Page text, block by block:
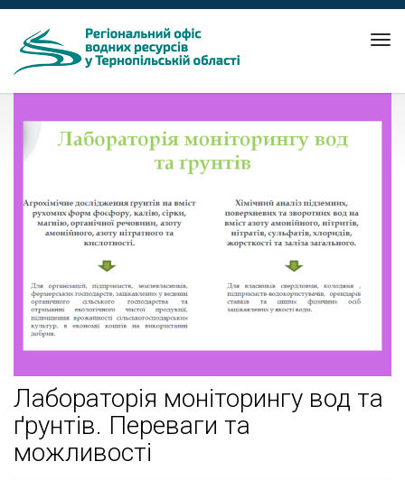
Лабораторія моніторингу вод та
ґрунтів. Переваги та
можливості